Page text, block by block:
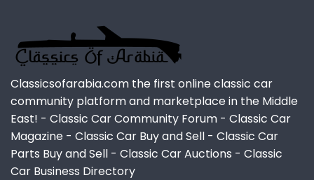
Classicsofarabia.com the first online classic car
community platform and marketplace in the Middle
East! - Classic Car Community Forum - Classic Car
Magazine - Classic Car Buy and Sell - Classic Car
Parts Buy and Sell - Classic Car Auctions - Classic
Car Business Directory